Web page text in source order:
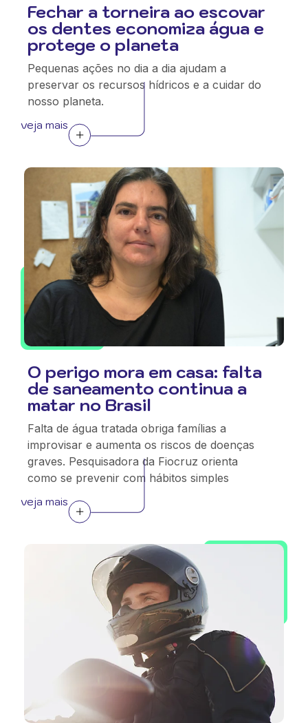
Fechar a torneira ao escovar
os dentes economiza água e
protege o planeta
Pequenas ações no dia a dia ajudam a
preservar os recursos hídricos e a cuidar do
nosso planeta.
veja mais
O perigo mora em casa: falta
de saneamento continua a
matar no Brasil
Falta de água tratada obriga famílias a
improvisar e aumenta os riscos de doenças
graves. Pesquisadora da Fiocruz orienta
como se prevenir com hábitos simples
veja mais